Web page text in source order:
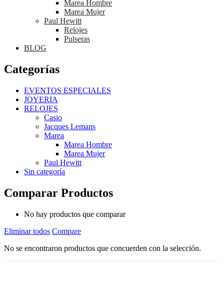
Marea Hombre
Marea Mujer
Paul Hewitt
Relojes
Pulseras
BLOG
Categorías
EVENTOS ESPECIALES
JOYERIA
RELOJES
Casio
Jacques Lemans
Marea
Marea Hombre
Marea Mujer
Paul Hewitt
Sin categoría
Comparar Productos
No hay productos que comparar
Eliminar todos Compare
No se encontraron productos que concuerden con la selección.